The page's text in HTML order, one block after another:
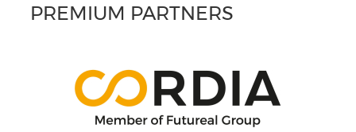
PREMIUM PARTNERS